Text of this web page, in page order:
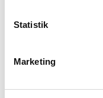
Statistik
Marketing
Yhteystiedot